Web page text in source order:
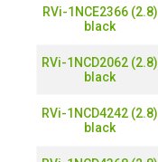
RVi-1NCE2366 (2.8)
black
RVi-1NCD2062 (2.8)
black
RVi-1NCD4242 (2.8)
black